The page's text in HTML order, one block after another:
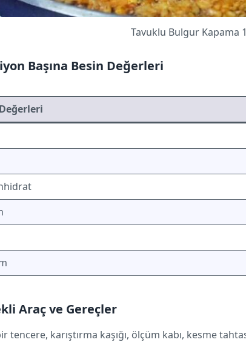
Tavuklu Bulgur Kapama 1
Başına Besin Değerleri
Araç ve Gereçler
tencere, karıştırma kaşığı, ölçüm kabı, kesme